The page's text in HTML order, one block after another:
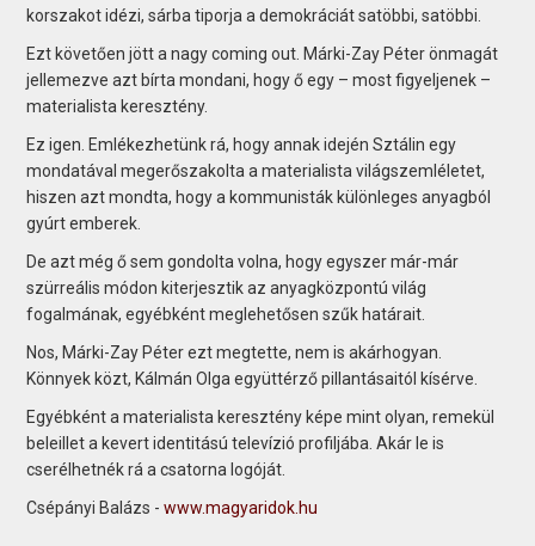
korszakot idézi, sárba tiporja a demokráciát satöbbi, satöbbi.
Ezt követően jött a nagy coming out. Márki-Zay Péter önmagát
jellemezve azt bírta mondani, hogy ő egy – most figyeljenek –
materialista keresztény.
Ez igen. Emlékezhetünk rá, hogy annak idején Sztálin egy
mondatával megerőszakolta a materialista világszemléletet,
hiszen azt mondta, hogy a kommunisták különleges anyagból
gyúrt emberek.
De azt még ő sem gondolta volna, hogy egyszer már-már
szürreális módon kiterjesztik az anyagközpontú világ
fogalmának, egyébként meglehetősen szűk határait.
Nos, Márki-Zay Péter ezt megtette, nem is akárhogyan.
Könnyek közt, Kálmán Olga együttérző pillantásaitól kísérve.
Egyébként a materialista keresztény képe mint olyan, remekül
beleillet a kevert identitású televízió profiljába. Akár le is
cserélhetnék rá a csatorna logóját.
Csépányi Balázs -www.magyaridok.hu